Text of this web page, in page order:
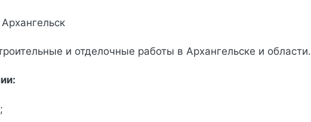
и отделочные работы в Архангельске и области.